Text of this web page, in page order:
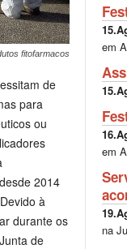
fitofarmacos
de
para
ou
2014
à
durante os
de
em
em
na